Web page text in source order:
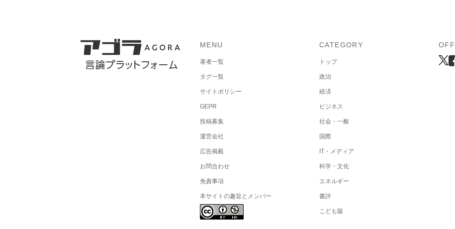
MENU
著者一覧
タグ一覧
サイトポリシー
GEPR
投稿募集
運営会社
広告掲載
お問合わせ
免責事項
本サイトの趣旨とメンバー
CATEGORY
トップ
政治
経済
ビジネス
社会・一般
国際
IT・メディア
科学・文化
エネルギー
書評
こども版